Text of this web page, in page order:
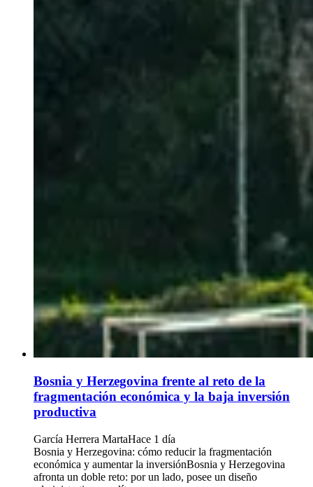
Bosnia y Herzegovina frente al reto de la
fragmentación económica y la baja inversión
productiva
García Herrera MartaHace 1 día
Bosnia y Herzegovina: cómo reducir la fragmentación
económica y aumentar la inversiónBosnia y Herzegovina
afronta un doble reto: por un lado, posee un diseño